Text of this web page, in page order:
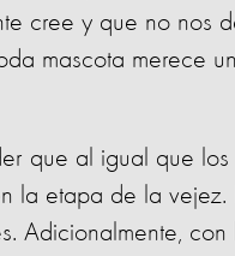
cree y que no nos
mascota merece
que al igual que
la etapa de la
Adicionalmente,